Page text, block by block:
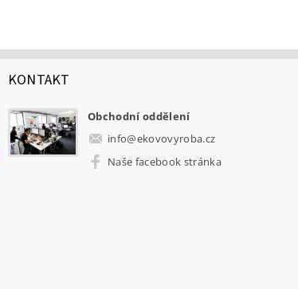
KONTAKT
Obchodní oddělení
info@ekovovyroba.cz
Naše facebook stránka